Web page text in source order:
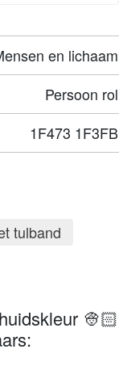
en lichaam
Persoon rol
1F473 1F3FB
tulband
👳🏻